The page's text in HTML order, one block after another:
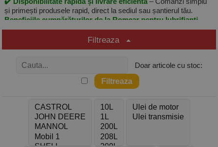
și primești produsele rapid, direct la sediul sau șantierul tău.
Beneficiile cumpărăturilor de la Romcar pentru lubrifianți
profesioniști, prețuri avantajoase și livrare eficientă în toată
✅ Calitate garantata - produse 100% originale ✅ Livrare rapida din
stoc ✅ Cost minim transport
Uleiuri Profesionale pentru Motoare Diesel
Gama noastră de uleiuri 15W40 și 10W40 este destinată
motoarelor diesel de mare putere din transporturi, agricultură,
construcții și industrie. Produsele sunt formulate conform celor
Filtreaza
Doar articole cu stoc: